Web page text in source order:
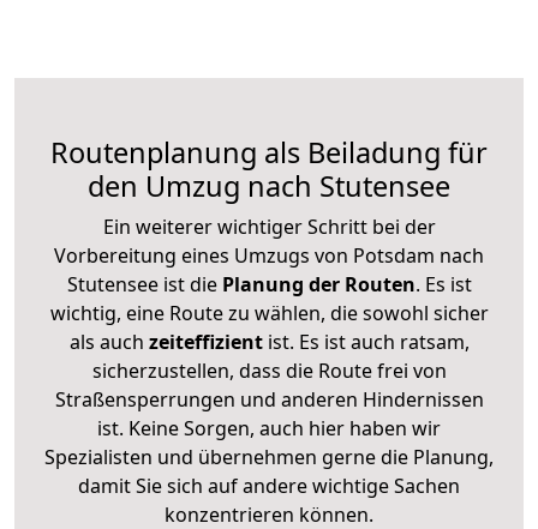
Routenplanung als Beiladung für
den Umzug nach Stutensee
Ein weiterer wichtiger Schritt bei der
Vorbereitung eines Umzugs von Potsdam nach
Stutensee ist diePlanung der Routen. Es ist
wichtig, eine Route zu wählen, die sowohl sicher
als auch zeiteffizientist. Es ist auch ratsam,
sicherzustellen, dass die Route frei von
Straßensperrungen und anderen Hindernissen
ist. Keine Sorgen, auch hier haben wir
Spezialisten und übernehmen gerne die Planung,
damit Sie sich auf andere wichtige Sachen
konzentrieren können.